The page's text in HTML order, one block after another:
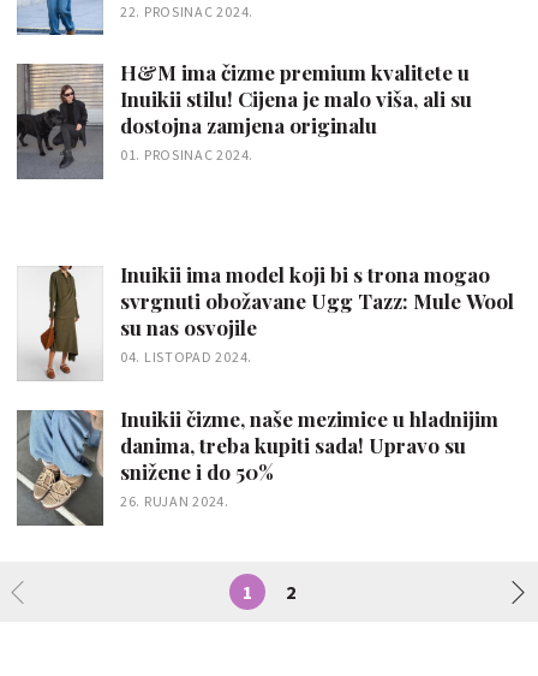
22. PROSINAC 2024.
H&M ima čizme premium kvalitete u
Inuikii stilu! Cijena je malo viša, ali su
dostojna zamjena originalu
01. PROSINAC 2024.
Inuikii ima model koji bi s trona mogao
svrgnuti obožavane Ugg Tazz: Mule Wool
su nas osvojile
04. LISTOPAD 2024.
Inuikii čizme, naše mezimice u hladnijim
danima, treba kupiti sada! Upravo su
snižene i do 50%
26. RUJAN 2024.
1 2